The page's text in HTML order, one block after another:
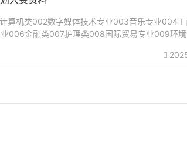
算机类002数字媒体技术专业003音乐专业004工
006金融类007护理类008国际贸易专业009环境